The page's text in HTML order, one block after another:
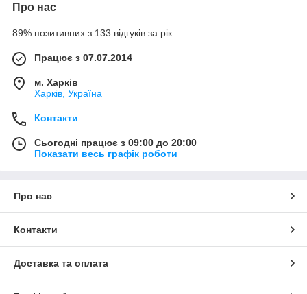
Про нас
89% позитивних з 133 відгуків за рік
Працює з 07.07.2014
м. Харків
Харків, Україна
Контакти
Сьогодні працює з 09:00 до 20:00
Показати весь графік роботи
Про нас
Контакти
Доставка та оплата